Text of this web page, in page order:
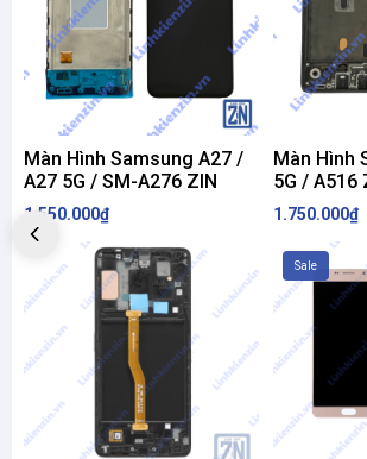
Màn Hình Samsung A27 /
A27 5G / SM-A276 ZIN
1.550.000₫
Màn Hình
5G / A516
1.750.000₫
Sale